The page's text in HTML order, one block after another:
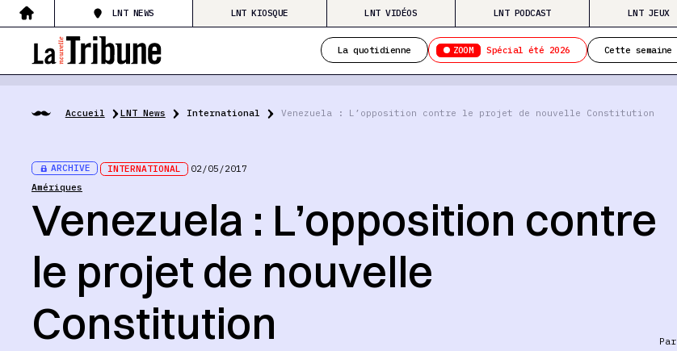
LNT NEWS LNT KIOSQUE LNT VIDÉOS LNT PODCAST LNT JEUX
La quotidienne ZOOM Spécial été 2026 Cette semaine
Accueil LNT News International Venezuela : L’opposition contre le projet de nouvelle Constitution
ARCHIVE INTERNATIONAL
02/05/2017
Amériques
Venezuela : L’opposition contre
le projet de nouvelle
Constitution
Par